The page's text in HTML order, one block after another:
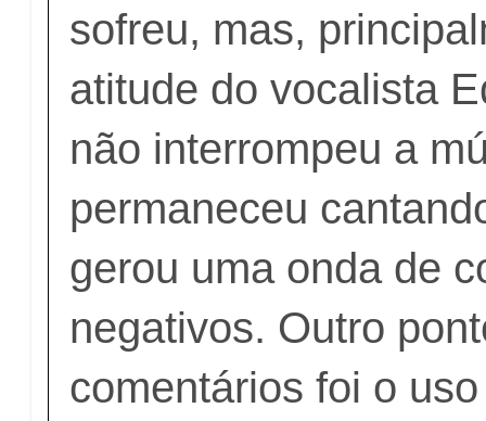
sofreu, mas,
atitude do vocalista
não interrompeu a
permaneceu
gerou uma onda de
negativos. Outro
comentários foi o